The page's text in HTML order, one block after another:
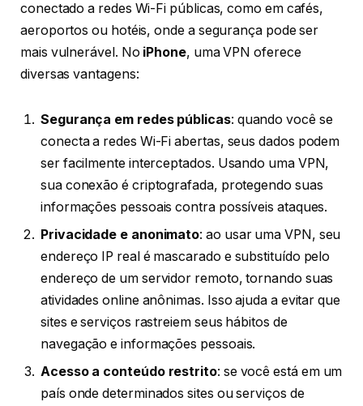
conectado a redes Wi-Fi públicas, como em cafés,
aeroportos ou hotéis, onde a segurança pode ser
mais vulnerável. No iPhone, uma VPN oferece
diversas vantagens:
Segurança em redes públicas: quando você se
conecta a redes Wi-Fi abertas, seus dados podem
ser facilmente interceptados. Usando uma VPN,
sua conexão é criptografada, protegendo suas
informações pessoais contra possíveis ataques.
Privacidade e anonimato: ao usar uma VPN, seu
endereço IP real é mascarado e substituído pelo
endereço de um servidor remoto, tornando suas
atividades online anônimas. Isso ajuda a evitar que
sites e serviços rastreiem seus hábitos de
navegação e informações pessoais.
Acesso a conteúdo restrito: se você está em um
país onde determinados sites ou serviços de